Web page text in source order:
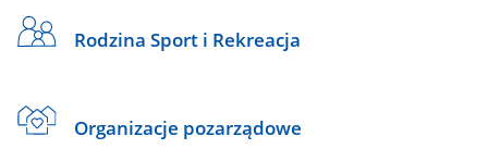
Rodzina Sport i Rekreacja
Organizacje pozarządowe